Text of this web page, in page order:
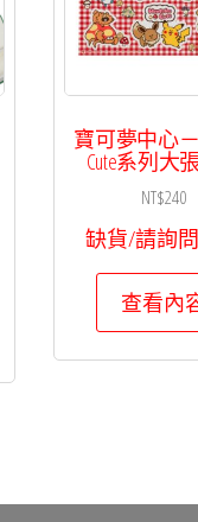
寶可夢中心－
Cute系列大
NT$240
缺貨/請詢
查看內